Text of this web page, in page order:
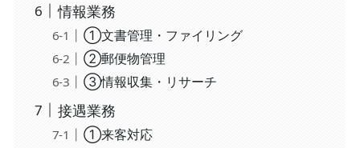
情報業務
①文書管理・ファイリング
②郵便物管理
③情報収集・リサーチ
接遇業務
①来客対応